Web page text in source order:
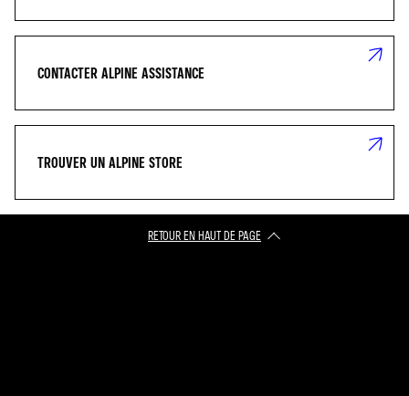
CONTACTER ALPINE ASSISTANCE
TROUVER UN ALPINE STORE
RETOUR EN HAUT DE PAGE​